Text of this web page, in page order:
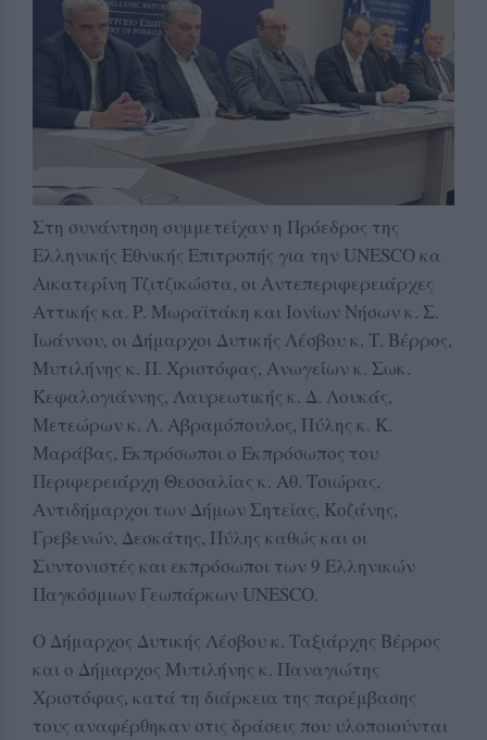
Στη συνάντηση συμμετείχαν η Πρόεδρος της
Ελληνικής Εθνικής Επιτροπής για την UNESCO κα
Αικατερίνη Τζιτζικώστα, οι Αντεπεριφερειάρχες
Αττικής κα. Ρ. Μωραϊτάκη και Ιονίων Νήσων κ. Σ.
Ιωάννου, οι Δήμαρχοι Δυτικής Λέσβου κ. Τ. Βέρρος,
Μυτιλήνης κ. Π. Χριστόφας, Ανωγείων κ. Σωκ.
Κεφαλογιάννης, Λαυρεωτικής κ. Δ. Λουκάς,
Μετεώρων κ. Λ. Αβραμόπουλος, Πύλης κ. Κ.
Μαράβας, Εκπρόσωποι ο Εκπρόσωπος του
Περιφερειάρχη Θεσσαλίας κ. Αθ. Τσιώρας,
Αντιδήμαρχοι των Δήμων Σητείας, Κοζάνης,
Γρεβενών, Δεσκάτης, Πύλης καθώς και οι
Συντονιστές και εκπρόσωποι των 9 Ελληνικών
Παγκόσμιων Γεωπάρκων UNESCO.
Ο Δήμαρχος Δυτικής Λέσβου κ. Ταξιάρχης Βέρρος
και ο Δήμαρχος Μυτιλήνης κ. Παναγιώτης
Χριστόφας, κατά τη διάρκεια της παρέμβασης
τους αναφέρθηκαν στις δράσεις που υλοποιούνται